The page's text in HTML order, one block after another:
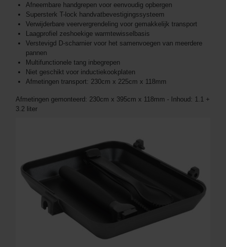
Afneembare handgrepen voor eenvoudig opbergen
Supersterk T-lock handvatbevestigingssysteem
Verwijderbare veervergrendeling voor gemakkelijk transport
Laagprofiel zeshoekige warmtewisselbasis
Verstevigd D-scharnier voor het samenvoegen van meerdere
pannen
Multifunctionele tang inbegrepen
Niet geschikt voor inductiekookplaten
Afmetingen transport: 230cm x 225cm x 118mm
Afmetingen gemonteerd: 230cm x 395cm x 118mm - Inhoud: 1.1 +
3.2 liter